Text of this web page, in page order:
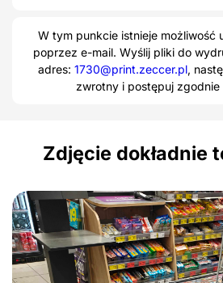
W tym punkcie istnieje możliwość
poprzez e-mail. Wyślij pliki do
adres: 1730@print.zeccer.pl,
zwrotny i postępuj zgodnie
Zdjęcie dokładnie